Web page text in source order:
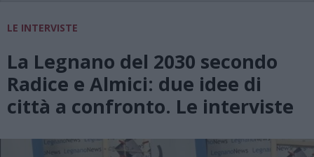
LE INTERVISTE
La Legnano del 2030 secondo
Radice e Almici: due idee di
città a confronto. Le interviste